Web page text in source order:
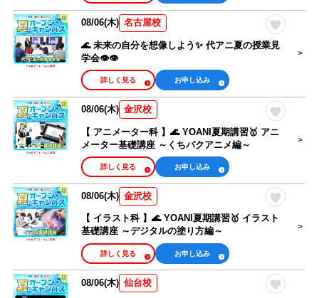
08/06(木) 名古屋校
🌊 未来の自分を想像しよう✨ 代アニ夏の授業見
学会👁👁
お申し込み
詳しく見る
08/06(木) 金沢校
【 アニメーター科 】🌊 YOANI夏期講習🥇 アニ
メーター基礎講座 ～くちパクアニメ編～
お申し込み
詳しく見る
08/06(木) 金沢校
【 イラスト科 】🌊 YOANI夏期講習🥇 イラスト
基礎講座 ～デジタルの塗り方編～
お申し込み
詳しく見る
08/06(木) 仙台校